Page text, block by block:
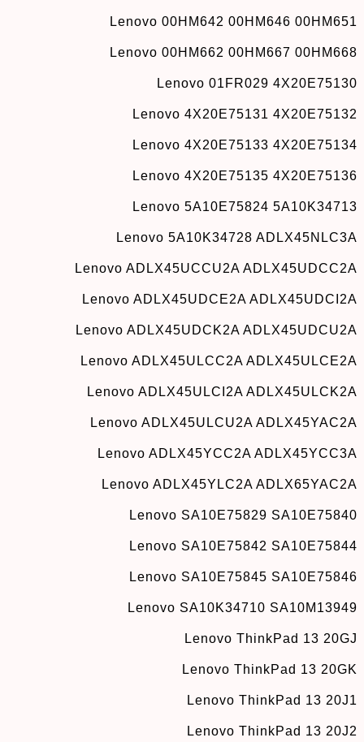
Lenovo 00HM642 00HM646 00HM651
Lenovo 00HM662 00HM667 00HM668
Lenovo 01FR029 4X20E75130
Lenovo 4X20E75131 4X20E75132
Lenovo 4X20E75133 4X20E75134
Lenovo 4X20E75135 4X20E75136
Lenovo 5A10E75824 5A10K34713
Lenovo 5A10K34728 ADLX45NLC3A
Lenovo ADLX45UCCU2A ADLX45UDCC2A
Lenovo ADLX45UDCE2A ADLX45UDCI2A
Lenovo ADLX45UDCK2A ADLX45UDCU2A
Lenovo ADLX45ULCC2A ADLX45ULCE2A
Lenovo ADLX45ULCI2A ADLX45ULCK2A
Lenovo ADLX45ULCU2A ADLX45YAC2A
Lenovo ADLX45YCC2A ADLX45YCC3A
Lenovo ADLX45YLC2A ADLX65YAC2A
Lenovo SA10E75829 SA10E75840
Lenovo SA10E75842 SA10E75844
Lenovo SA10E75845 SA10E75846
Lenovo SA10K34710 SA10M13949
Lenovo ThinkPad 13 20GJ
Lenovo ThinkPad 13 20GK
Lenovo ThinkPad 13 20J1
Lenovo ThinkPad 13 20J2